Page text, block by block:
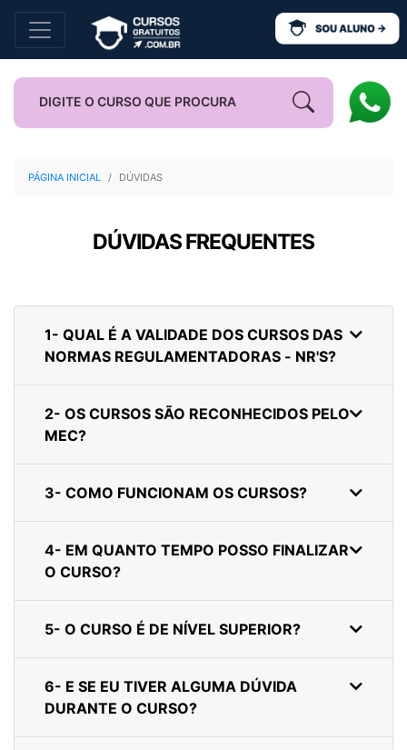
PÁGINA INICIAL DÚVIDAS
DÚVIDAS FREQUENTES
1- QUAL É A VALIDADE DOS CURSOS DAS
NORMAS REGULAMENTADORAS - NR'S?
2- OS CURSOS SÃO RECONHECIDOS PELO
MEC?
3- COMO FUNCIONAM OS CURSOS?
4- EM QUANTO TEMPO POSSO FINALIZAR
O CURSO?
5- O CURSO É DE NÍVEL SUPERIOR?
6- E SE EU TIVER ALGUMA DÚVIDA
DURANTE O CURSO?